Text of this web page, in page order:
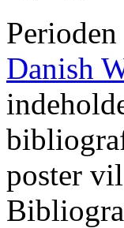
Danish
poster